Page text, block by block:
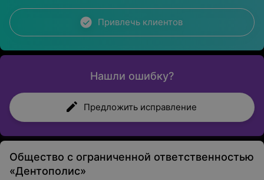
Привлечь клиентов
Нашли ошибку?
Предложить исправление
Общество с ограниченной ответственностью
«Дентополис»